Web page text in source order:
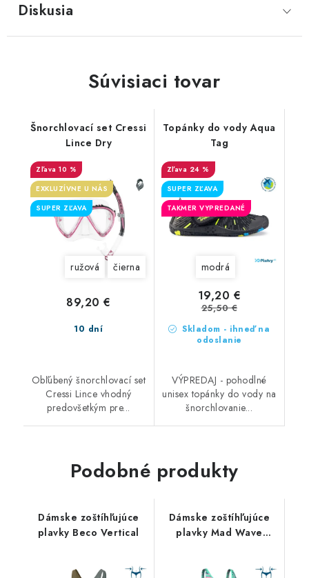
Diskusia
Súvisiaci tovar
Šnorchlovací set Cressi
Lince Dry
10 %
EXKLUZÍVNE U NÁS
SUPER ZĽAVA
ružová čierna
10 dní
89,20 €
Obľúbený šnorchlovací set
Cressi Lince vhodný
predovšetkým pre...
Topánky do vody Aqua
Tag
24 %
SUPER ZĽAVA
TAKMER VYPREDANÉ
modrá
Skladom - ihneď na
odoslanie
19,20 €
25,50 €
VÝPREDAJ - pohodlné
unisex topánky do vody na
šnorchlovanie...
Podobné produkty
Dámske zoštíhľujúce
plavky Beco Vertical
Dámske zoštíhľujúce
plavky Mad Wave